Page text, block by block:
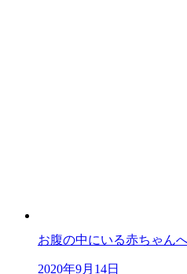
お腹の中にいる赤ちゃん
2020年9月14日